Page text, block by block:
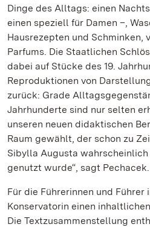
Dinge des Alltags: einen
einen speziell für Damen –,
Hausrezepten und Schminken,
Parfums. Die Staatlichen
dabei auf Stücke des 19.
Reproduktionen von
zurück: Grade
Jahrhunderte sind nur selten
unseren neuen didaktischen
Raum gewählt, der schon zu
Sibylla Augusta
genutzt wurde“, sagt Pechacek.
Für die Führerinnen und Führer
Konservatorin einen
Die Textzusammenstellung